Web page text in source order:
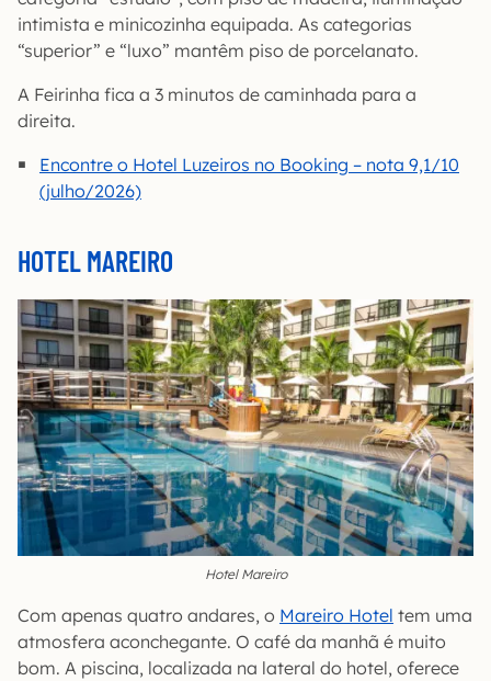
intimista e minicozinha equipada. As categorias
“superior” e “luxo” mantêm piso de porcelanato.
A Feirinha fica a 3 minutos de caminhada para a
direita.
Encontre o Hotel Luzeiros no Booking – nota 9,1/10
(julho/2026)
HOTEL MAREIRO
Hotel Mareiro
Com apenas quatro andares, o Mareiro Hotel tem uma
atmosfera aconchegante. O café da manhã é muito
bom. A piscina, localizada na lateral do hotel, oferece